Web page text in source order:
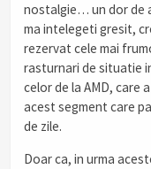
nostalgie… un dor de
ma intelegeti gresit,
rezervat cele mai
rasturnari de situatie
celor de la AMD, care
acest segment care
de zile.
Doar ca, in urma